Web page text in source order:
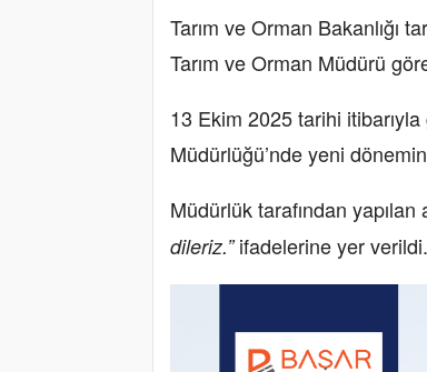
Tarım ve Orman Bakanlığı
Tarım ve Orman Müdürü
13 Ekim 2025 tarihi
Müdürlüğü’nde yeni
Müdürlük tarafından yapılan
dileriz.”ifadelerine yer verildi.